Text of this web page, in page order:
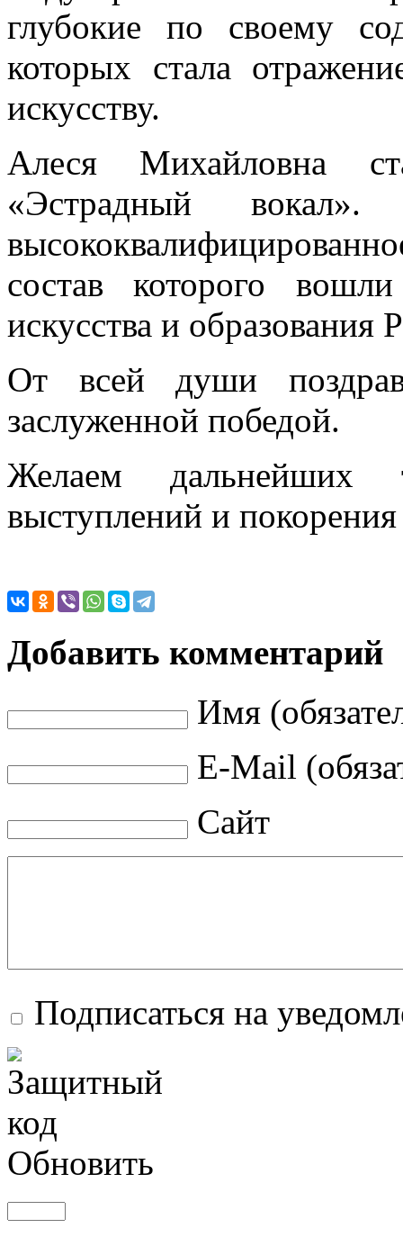
глубокие по своему
которых стала
искусству.
Алеся Михайловна
«Эстрадный
состав которого
искусства и образования
От всей души
заслуженной победой.
Желаем дальнейших
выступлений и
Добавить комментарий
Имя
E-Mail
Сайт
Подписаться на
Обновить